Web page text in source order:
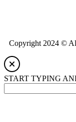
Copyright 2024 ©
START TYPING